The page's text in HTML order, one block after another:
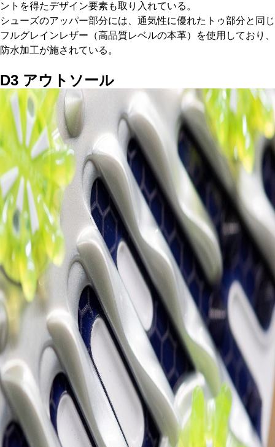
ントを得たデザイン要素も取り入れている。
シューズのアッパー部分には、通気性に優れたトゥ部分と同じ
フルグレインレザー（高品質レベルの本革）を使用しており、
防水加工が施されている。
D3 アウトソール